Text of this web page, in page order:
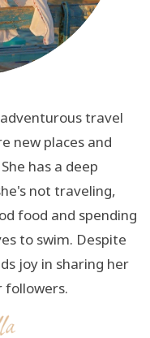
travel
new places and
has a deep
not traveling,
food and spending
to swim. Despite
joy in sharing her
followers.